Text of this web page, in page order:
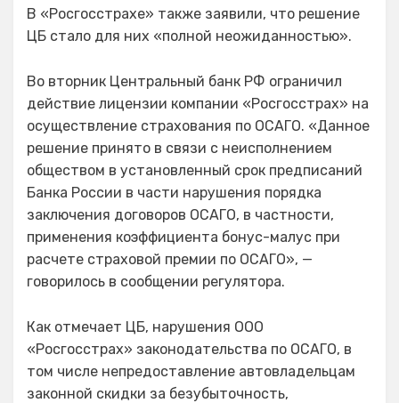
В «Росгосстрахе» также заявили, что решение
ЦБ стало для них «полной неожиданностью».
Во вторник Центральный банк РФ ограничил
действие лицензии компании «Росгосстрах» на
осуществление страхования по ОСАГО. «Данное
решение принято в связи с неисполнением
обществом в установленный срок предписаний
Банка России в части нарушения порядка
заключения договоров ОСАГО, в частности,
применения коэффициента бонус-малус при
расчете страховой премии по ОСАГО», —
говорилось в сообщении регулятора.
Как отмечает ЦБ, нарушения ООО
«Росгосстрах» законодательства по ОСАГО, в
том числе непредоставление автовладельцам
законной скидки за безубыточность,